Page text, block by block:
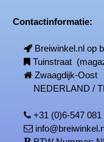
Contactinformatie:
Breiwinkel.nl op
Tuinstraat
Zwaagdijk-Oost
NEDERLAND /
+31 (0)6-547